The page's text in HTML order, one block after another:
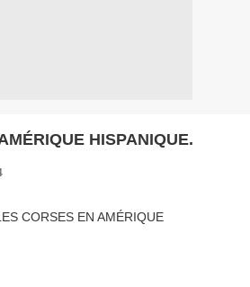
HISPANIQUE.